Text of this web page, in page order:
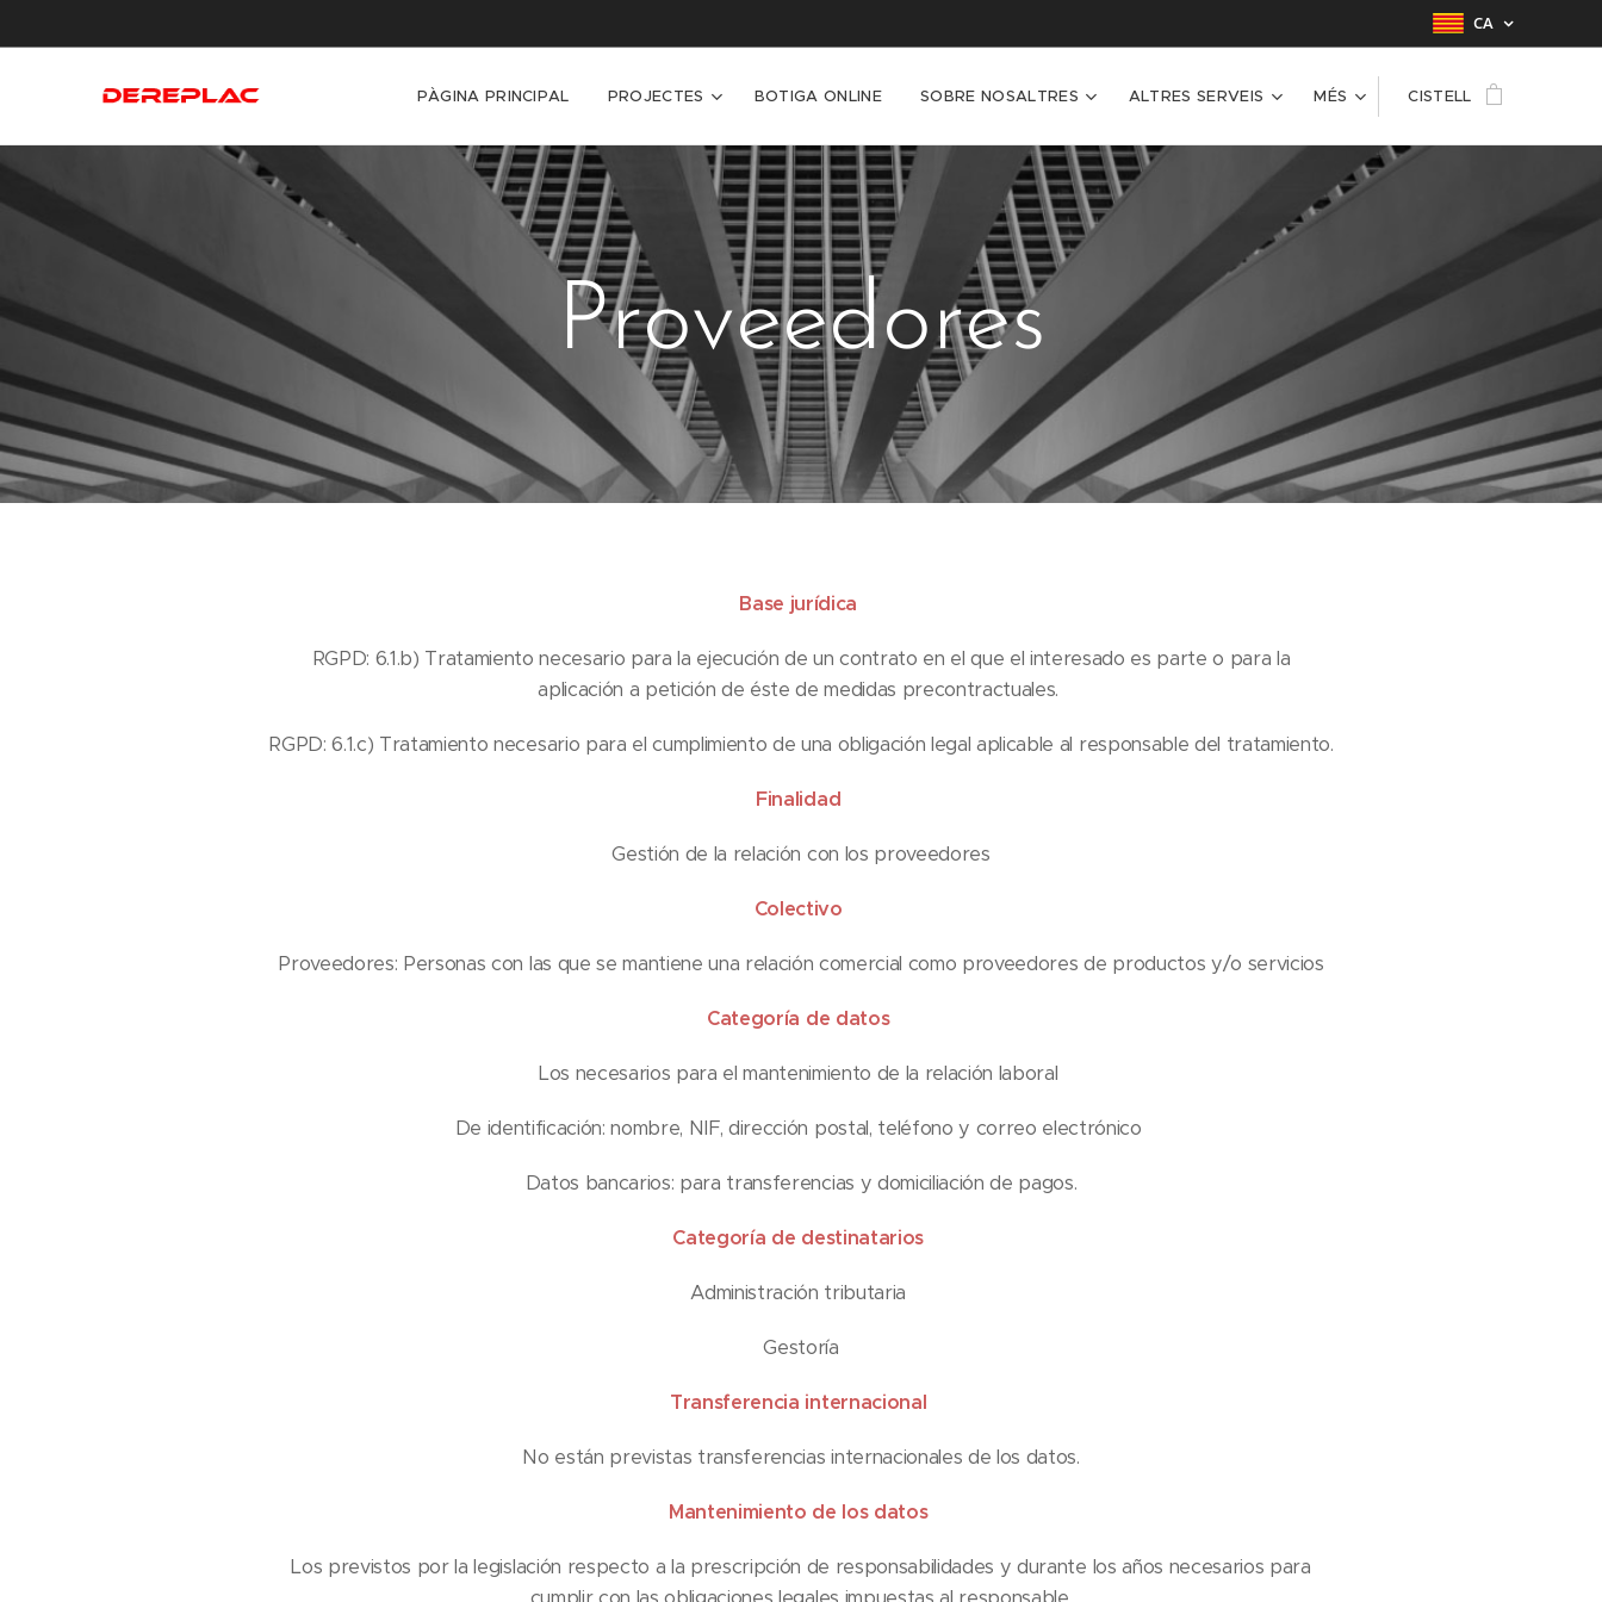
CA
PÀGINA PRINCIPAL PROJECTES BOTIGA ONLINE SOBRE NOSALTRES ALTRES SERVEIS MÉS CISTELL
Proveedores
Base jurídica
RGPD: 6.1.b) Tratamiento necesario para la ejecución de un contrato en el que el interesado es parte o para la
aplicación a petición de éste de medidas precontractuales.
RGPD: 6.1.c) Tratamiento necesario para el cumplimiento de una obligación legal aplicable al responsable del tratamiento.
Finalidad
Gestión de la relación con los proveedores
Colectivo
Proveedores: Personas con las que se mantiene una relación comercial como proveedores de productos y/o servicios
Categoría de datos
Los necesarios para el mantenimiento de la relación laboral
De identificación: nombre, NIF, dirección postal, teléfono y correo electrónico
Datos bancarios: para transferencias y domiciliación de pagos.
Categoría de destinatarios
Administración tributaria
Gestoría
Transferencia internacional
No están previstas transferencias internacionales de los datos.
Mantenimiento de los datos
Los previstos por la legislación respecto a la prescripción de responsabilidades y durante los años necesarios para